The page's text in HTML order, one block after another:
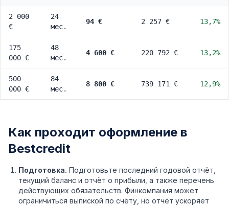
2 000
€
24
мес.
94 € 2 257 € 13,7%
175
000 €
48
мес.
4 600 € 220 792 € 13,2%
500
000 €
84
мес.
8 800 € 739 171 € 12,9%
Как проходит оформление в
Bestcredit
Подготовка. Подготовьте последний годовой отчёт,
текущий баланс и отчёт о прибыли, а также перечень
действующих обязательств. Финкомпания может
ограничиться выпиской по счёту, но отчёт ускоряет